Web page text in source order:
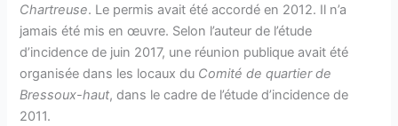
Chartreuse. Le permis avait été accordé en 2012. Il n’a
jamais été mis en œuvre. Selon l’auteur de l’étude
d’incidence de juin 2017, une réunion publique avait été
organisée dans les locaux du Comité de quartier de
Bressoux-haut, dans le cadre de l’étude d’incidence de
2011.